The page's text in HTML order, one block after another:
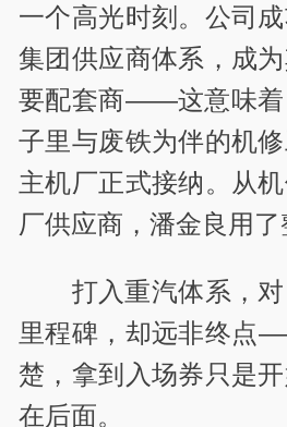
一个高光时刻。公司
集团供应商体系，成
要配套商——这意味着
子里与废铁为伴的机
主机厂正式接纳。从
厂供应商，潘金良用了
打入重汽体系，
里程碑，却远非终点
楚，拿到入场券只是
在后面。